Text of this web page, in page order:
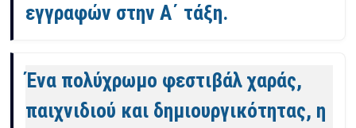
εγγραφών στην Α΄ τάξη.
Ένα πολύχρωμο φεστιβάλ χαράς,
παιχνιδιού και δημιουργικότητας, η